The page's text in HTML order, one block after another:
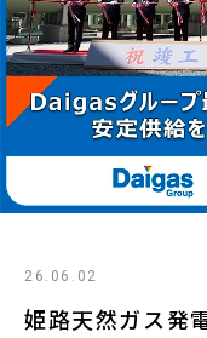
Daigas STUDIO
社会貢献
技術開発
サステナビリティ
26.06.02
姫路天然ガス発